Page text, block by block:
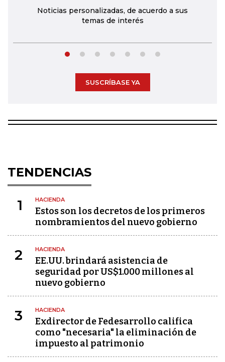
Noticias personalizadas, de acuerdo a sus
temas de interés
SUSCRÍBASE YA
TENDENCIAS
1 HACIENDA
Estos son los decretos de los primeros
nombramientos del nuevo gobierno
2 HACIENDA
EE.UU. brindará asistencia de
seguridad por US$1.000 millones al
nuevo gobierno
3 HACIENDA
Exdirector de Fedesarrollo califica
como "necesaria" la eliminación de
impuesto al patrimonio